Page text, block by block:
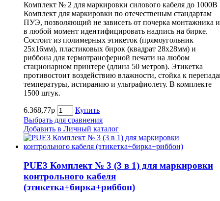
Комплект № 2 для маркировки силового кабеля до 1000В
Комплект для маркировки по отечественым стандартам
ПУЭ, позволяющий не зависеть от почерка монтажника и
в любой момент идентифицировать надпись на бирке.
Состоит из полимерных этикеток (прямоугольник
25х16мм), пластиковых бирок (квадрат 28х28мм) и
риббона для термотрансферной печати на любом
стационарном принтере (длина 50 метров). Этикетка
противостоит воздействию влажности, стойка к
температуры, истиранию и ультрафиолету. В комплекте
1500 штук.
6.368,77р
Купить
Выбрать для сравнения
Добавить в Личный каталог
PUE3 Комплект № 3 (3 в 1) для маркировки
контрольного кабеля
(этикетка+бирка+риббон)